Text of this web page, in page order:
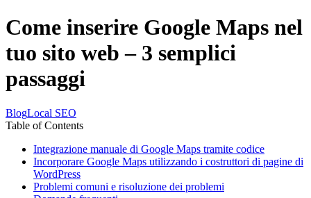
Come inserire Google Maps nel
tuo sito web – 3 semplici
passaggi
BlogLocal SEO
Table of Contents
Integrazione manuale di Google Maps tramite codice
Incorporare Google Maps utilizzando i costruttori di pagine di
WordPress
Problemi comuni e risoluzione dei problemi